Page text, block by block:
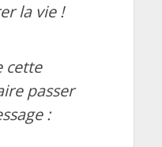
la vie !
cette
passer
: